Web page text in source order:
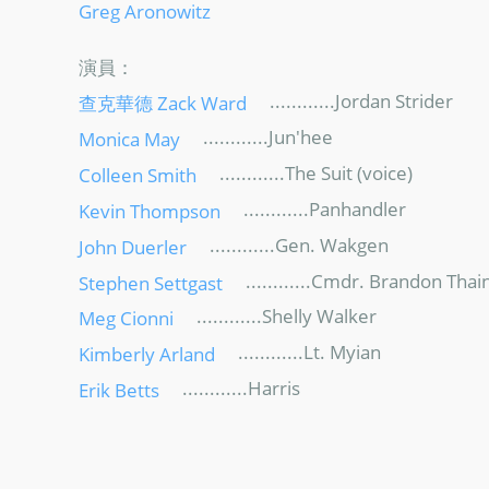
Greg Aronowitz
演員：
查克華德 Zack Ward
............Jordan Strider
Monica May
............Jun'hee
Colleen Smith
............The Suit (voice)
Kevin Thompson
............Panhandler
John Duerler
............Gen. Wakgen
Stephen Settgast
............Cmdr. Brandon
Meg Cionni
............Shelly Walker
Kimberly Arland
............Lt. Myian
Erik Betts
............Harris